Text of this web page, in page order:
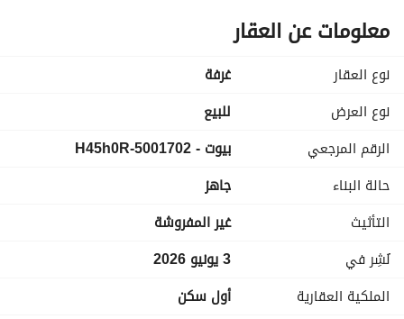
تقسيمه مميزه كل الغرف بحري + خصوصيه
( كمبوند فيه كل الخدمات)
فقط مطلوب 7,275,000 بدون اي فوايد
تواصل لمعرفة تفاصيل اكتر
معلومات عن العقار
نوع العقار
غرفة
نوع العرض
للبيع
الرقم المرجعي
بيوت - 5001702-H45h0R
حالة البناء
جاهز
التأثيث
غير المفروشة
نُشِر في
3 يونيو 2026
الملكية العقارية
أول سكن